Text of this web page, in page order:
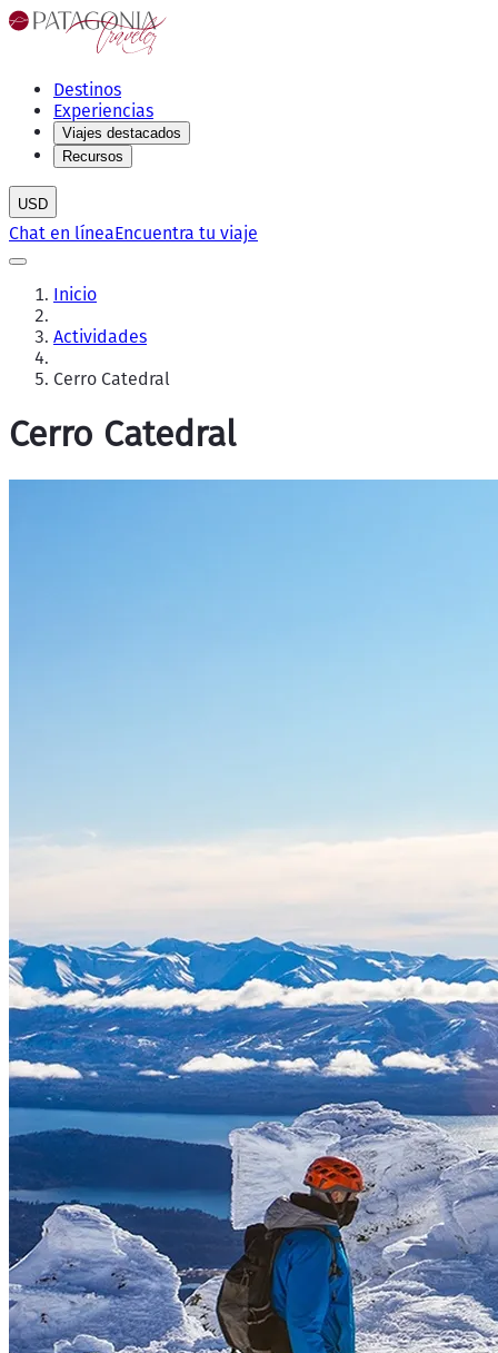
Destinos
Experiencias
Viajes destacados
Recursos
USD
Chat en líneaEncuentra tu viaje
Inicio
Actividades
Cerro Catedral
Cerro Catedral